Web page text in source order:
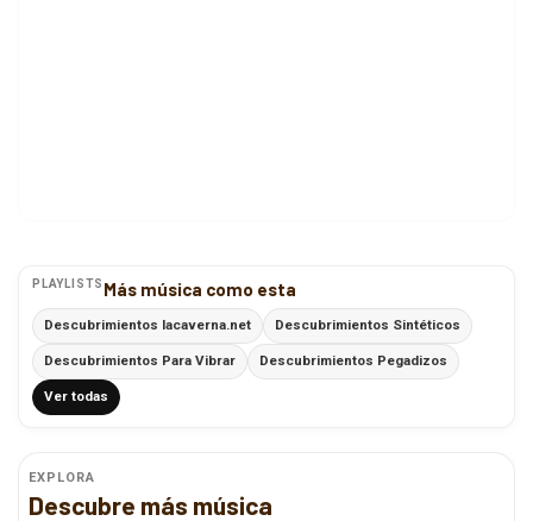
PLAYLISTS Más música como esta
Descubrimientos lacaverna.net Descubrimientos Sintéticos
Descubrimientos Para Vibrar Descubrimientos Pegadizos
Ver todas
EXPLORA
Descubre más música